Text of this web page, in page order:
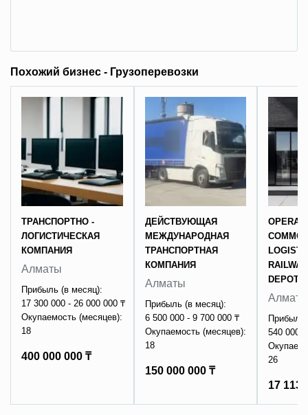
Похожий бизнес - Грузоперевозки
ТРАНСПОРТНО -
ЛОГИСТИЧЕСКАЯ
КОМПАНИЯ
Алматы
Прибыль (в месяц):
17 300 000 - 26 000 000 ₸
Окупаемость (месяцев):
18
400 000 000 ₸
ДЕЙСТВУЮЩАЯ
МЕЖДУНАРОДНАЯ
ТРАНСПОРТНАЯ
КОМПАНИЯ
Алматы
Прибыль (в месяц):
6 500 000 - 9 700 000 ₸
Окупаемость (месяцев):
18
150 000 000 ₸
RAILWAY
DEPOT/
Прибыль
540 000
26
17 113